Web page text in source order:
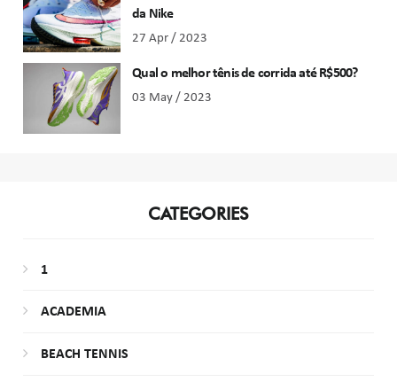
da Nike
27 Apr / 2023
Qual o melhor tênis de corrida até R$500?
03 May / 2023
CATEGORIES
1
ACADEMIA
BEACH TENNIS